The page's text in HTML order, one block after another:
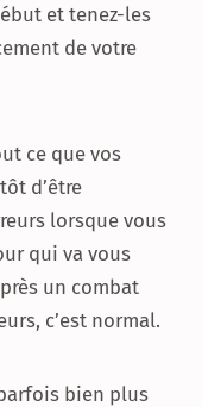
et tenez-les
de votre
ce que vos
d’être
lorsque vous
qui va vous
un combat
c’est normal.
bien plus